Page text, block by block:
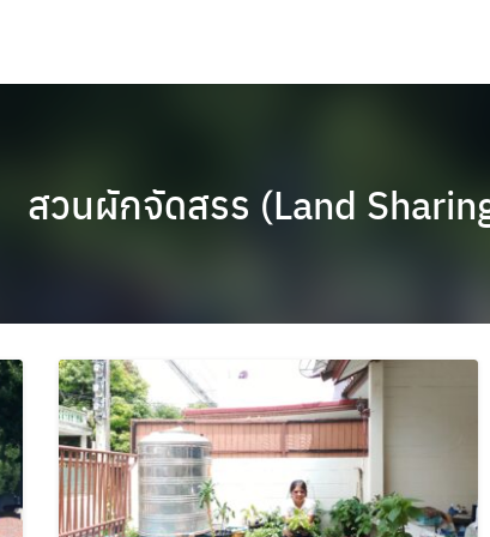
สวนผักจัดสรร (Land